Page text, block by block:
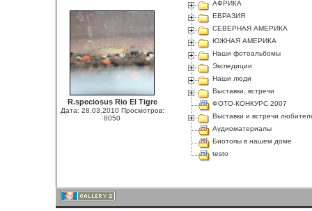
R.speciosus Rio El Tigre
Дата: 28.03.2010 Просмотров:
8050
АФРИКА
ЕВРАЗИЯ
СЕВЕРНАЯ АМЕРИКА
ЮЖНАЯ АМЕРИКА
Наши фотоальбомы
Экспедиции
Наши люди
Выставки, встречи
ФОТО-КОНКУРС 2007
Выставки и встречи
Аудиоматериалы
Биотопы в нашем доме
testo